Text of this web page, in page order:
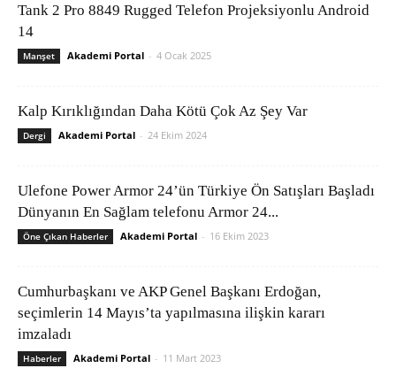
Tank 2 Pro 8849 Rugged Telefon Projeksiyonlu Android
14
Manşet Akademi Portal - 4 Ocak 2025
Kalp Kırıklığından Daha Kötü Çok Az Şey Var
Dergi Akademi Portal - 24 Ekim 2024
Ulefone Power Armor 24’ün Türkiye Ön Satışları Başladı
Dünyanın En Sağlam telefonu Armor 24...
Öne Çıkan Haberler Akademi Portal - 16 Ekim 2023
Cumhurbaşkanı ve AKP Genel Başkanı Erdoğan,
seçimlerin 14 Mayıs’ta yapılmasına ilişkin kararı
imzaladı
Haberler Akademi Portal - 11 Mart 2023